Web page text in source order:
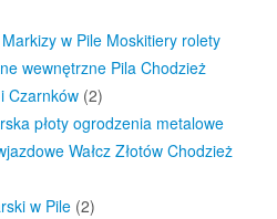
w Pile Moskitiery rolety
wewnętrzne Pila Chodzież
Czarnków (2)
płoty ogrodzenia metalowe
Wałcz Złotów Chodzież
w Pile (2)